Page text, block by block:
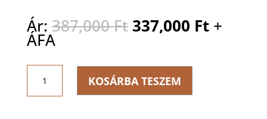
Ár: 387,000Ft Original
price
387,000 Ft.
337,000 FtCurrent
+
ÁFA
GMS
1755
KOSÁRBA TESZEM